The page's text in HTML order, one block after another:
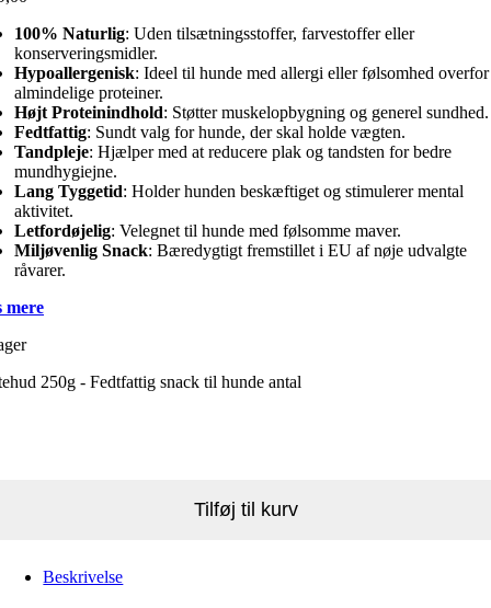
100% Naturlig: Uden tilsætningsstoffer, farvestoffer eller
konserveringsmidler.
Hypoallergenisk: Ideel til hunde med allergi eller følsomhed overfor
almindelige proteiner.
Højt Proteinindhold: Støtter muskelopbygning og generel sundhed.
Fedtfattig: Sundt valg for hunde, der skal holde vægten.
Tandpleje: Hjælper med at reducere plak og tandsten for bedre
mundhygiejne.
Lang Tyggetid: Holder hunden beskæftiget og stimulerer mental
aktivitet.
Letfordøjelig: Velegnet til hunde med følsomme maver.
Miljøvenlig Snack: Bæredygtigt fremstillet i EU af nøje udvalgte
råvarer.
mere
250g - Fedtfattig snack til hunde antal
Tilføj til kurv
Beskrivelse